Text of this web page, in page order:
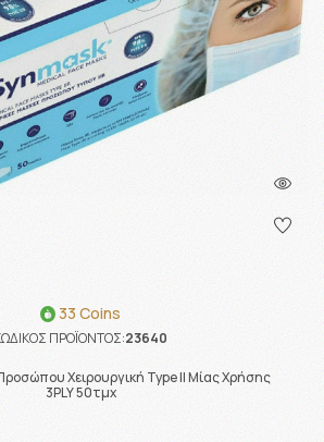
33 Coins
ΠΡΟΪΟΝΤΟΣ:23640
Χειρουργική Type II Μίας Χρήσης
3PLY 50τμχ